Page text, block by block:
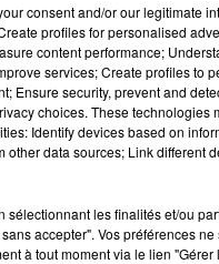
dans une ferme, sur
consent and/or our legitimate
profiles for personalised
content performance;
services; Create profiles to
Ensure security, prevent and
choices. These technologies
Identify devices based on
data sources; Link different
sélectionnant les finalités et/ou
accepter". Vos préférences
à tout moment via le lien